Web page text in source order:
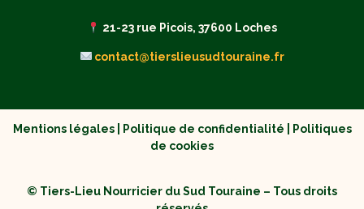
21-23 rue Picois, 37600 Loches
contact@tierslieusudtouraine.fr
Mentions légales| Politique de confidentialité
Politiques
de cookies
© Tiers-Lieu Nourricier du Sud Touraine – Tous droits